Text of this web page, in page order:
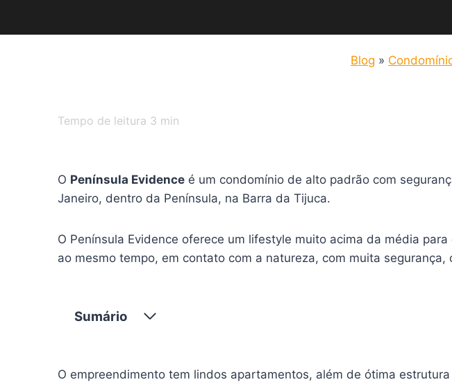
Blog »
Tempo de leitura 3 min
O Península Evidence é um condomínio de alto padrão com
Janeiro, dentro da Península, na Barra da Tijuca.
O Península Evidence oferece um lifestyle muito acima da média
ao mesmo tempo, em contato com a natureza, com muita
Sumário
O empreendimento tem lindos apartamentos, além de ótima